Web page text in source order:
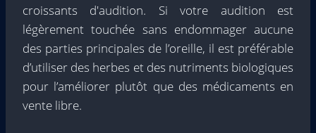
croissants d'audition. Si votre audition est
légèrement touchée sans endommager aucune
des parties principales de l’oreille, il est préférable
d’utiliser des herbes et des nutriments biologiques
pour l’améliorer plutôt que des médicaments en
vente libre.